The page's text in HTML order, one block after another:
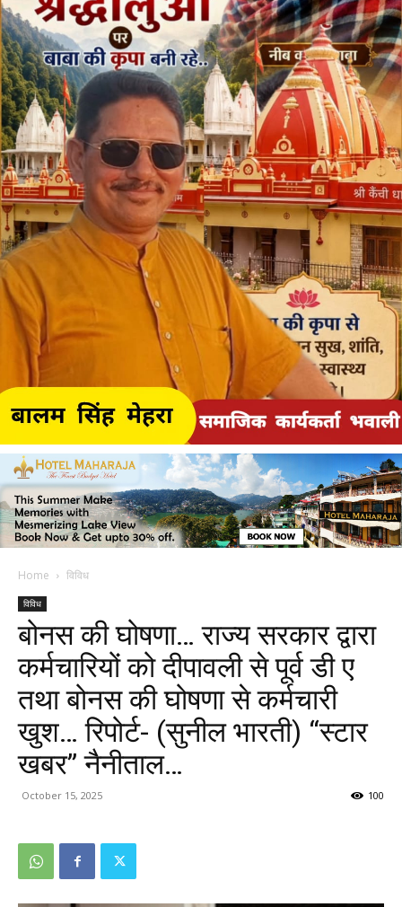
Home विविध
विविध
बोनस की घोषणा… राज्य सरकार द्वारा
कर्मचारियों को दीपावली से पूर्व डी ए
तथा बोनस की घोषणा से कर्मचारी
खुश… रिपोर्ट- (सुनील भारती) “स्टार
खबर” नैनीताल…
October 15, 2025 100